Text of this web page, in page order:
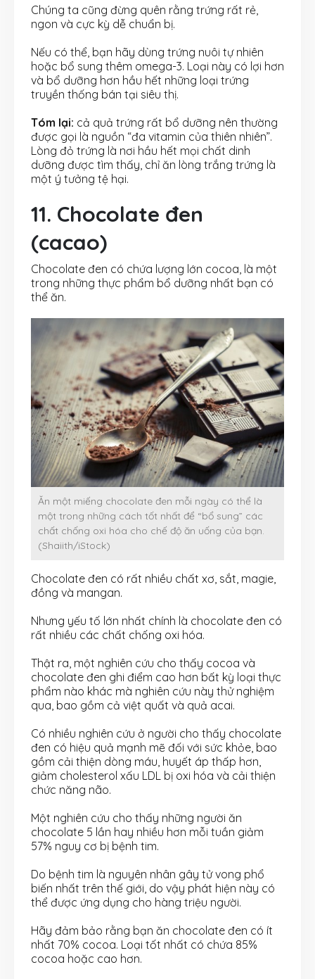
Chúng ta cũng đừng quên rằng trứng rất rẻ,
ngon và cực kỳ dễ chuẩn bị.
Nếu có thể, bạn hãy dùng trứng nuôi tự nhiên
hoặc bổ sung thêm omega-3. Loại này có lợi hơn
và bổ dưỡng hơn hầu hết những loại trứng
truyền thống bán tại siêu thị.
Tóm lại: cả quả trứng rất bổ dưỡng nên thường
được gọi là nguồn “đa vitamin của thiên nhiên”.
Lòng đỏ trứng là nơi hầu hết mọi chất dinh
dưỡng được tìm thấy, chỉ ăn lòng trắng trứng là
một ý tưởng tệ hại.
11. Chocolate đen
(cacao)
Chocolate đen có chứa lượng lớn cocoa, là một
trong những thực phẩm bổ dưỡng nhất bạn có
thể ăn.
Ăn một miếng chocolate đen mỗi ngày có thể là
một trong những cách tốt nhất để “bổ sung” các
chất chống oxi hóa cho chế độ ăn uống của bạn.
(Shaiith/iStock)
Chocolate đen có rất nhiều chất xơ, sắt, magie,
đồng và mangan.
Nhưng yếu tố lớn nhất chính là chocolate đen có
rất nhiều các chất chống oxi hóa.
Thật ra, một nghiên cứu cho thấy cocoa và
chocolate đen ghi điểm cao hơn bất kỳ loại thực
phẩm nào khác mà nghiên cứu này thử nghiệm
qua, bao gồm cả việt quất và quả acai.
Có nhiều nghiên cứu ở người cho thấy chocolate
đen có hiệu quả mạnh mẽ đối với sức khỏe, bao
gồm cải thiện dòng máu, huyết áp thấp hơn,
giảm cholesterol xấu LDL bị oxi hóa và cải thiện
chức năng não.
Một nghiên cứu cho thấy những người ăn
chocolate 5 lần hay nhiều hơn mỗi tuần giảm
57% nguy cơ bị bệnh tim.
Do bệnh tim là nguyên nhân gây tử vong phổ
biến nhất trên thế giới, do vậy phát hiện này có
thể được ứng dụng cho hàng triệu người.
Hãy đảm bảo rằng bạn ăn chocolate đen có ít
nhất 70% cocoa. Loại tốt nhất có chứa 85%
cocoa hoặc cao hơn.